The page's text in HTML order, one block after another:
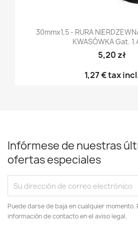
30mmx1,5 - RURA
KWASÓWKA Gat.
5,20 zł
1,27 €tax
Infórmese de nuestras
ofertas especiales
Puede darse de baja en cualquier
información de contacto en el aviso legal.